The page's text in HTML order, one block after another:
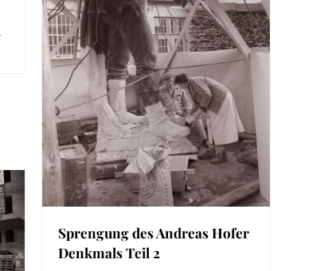
Sprengung des Andreas Hofer
Denkmals Teil 2